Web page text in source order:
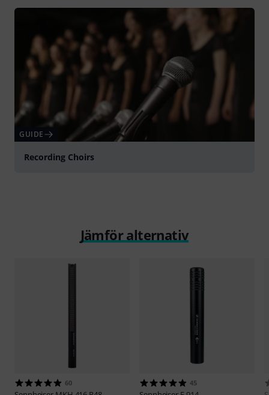
GUIDE
Recording Choirs
Jämför alternativ
60 45